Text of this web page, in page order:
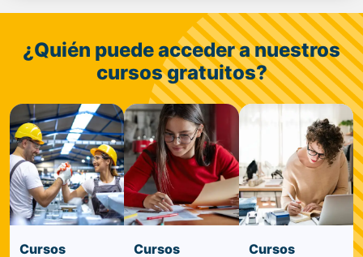
¿Quién puede acceder a nuestros
cursos gratuitos?
Cursos
Cursos
Cursos